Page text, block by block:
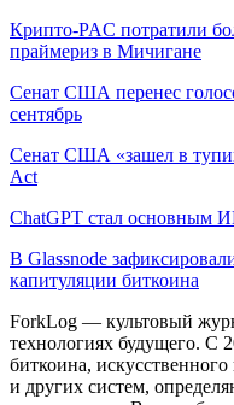
Крипто-PAC потратили
праймериз в Мичигане
Сенат США перенес
сентябрь
Сенат США «зашел в
Act
ChatGPT стал основным
В Glassnode
капитуляции биткоина
ForkLog — культовый
технологиях будущего. С
биткоина,
и других систем,